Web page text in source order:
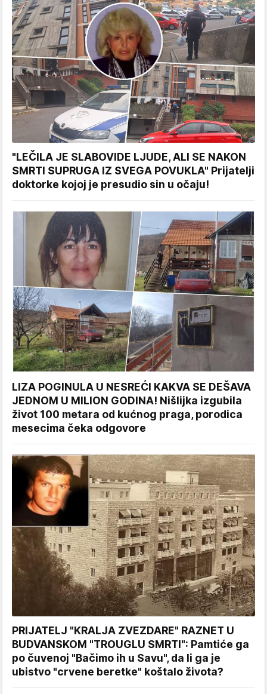
"LEČILA JE SLABOVIDE LJUDE, ALI SE NAKON
SMRTI SUPRUGA IZ SVEGA POVUKLA" Prijatelji
doktorke kojoj je presudio sin u očaju!
LIZA POGINULA U NESREĆI KAKVA SE DEŠAVA
JEDNOM U MILION GODINA! Nišlijka izgubila
život 100 metara od kućnog praga, porodica
mesecima čeka odgovore
PRIJATELJ "KRALJA ZVEZDARE" RAZNET U
BUDVANSKOM "TROUGLU SMRTI": Pamtiće ga
po čuvenoj "Bačimo ih u Savu", da li ga je
ubistvo "crvene beretke" koštalo života?